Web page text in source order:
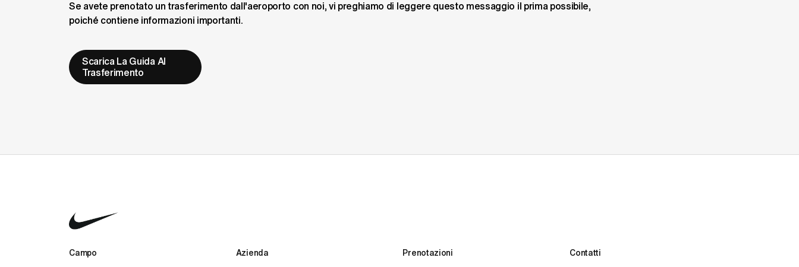
Se avete prenotato un trasferimento dall'aeroporto con noi, vi preghiamo di leggere questo messaggio il prima possibile,
poiché contiene informazioni importanti.
Scarica La Guida Al
Trasferimento
Campo Azienda Prenotazioni Contatti